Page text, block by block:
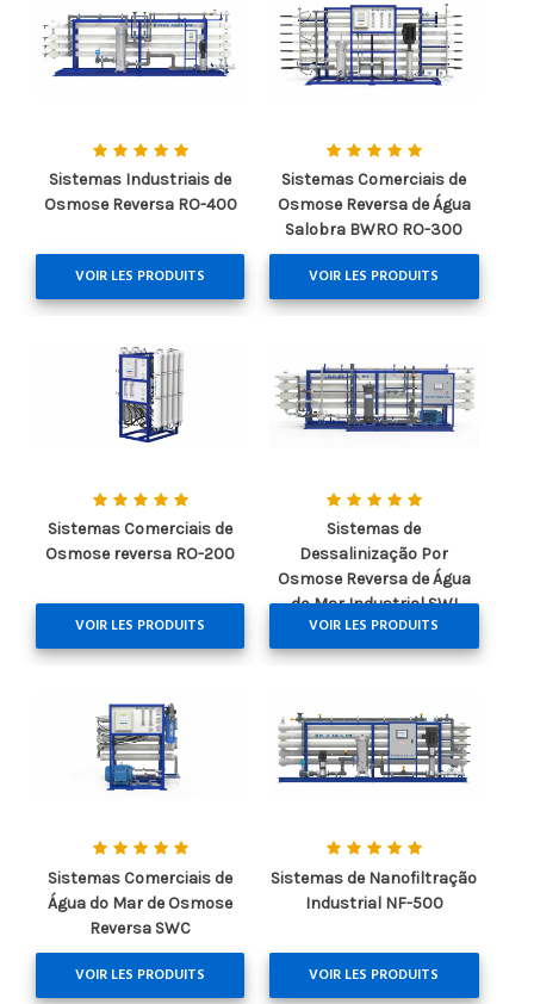
Sistemas Industriais de
Osmose Reversa RO-400
VOIR LES PRODUITS
Sistemas Comerciais de
Osmose Reversa de Água
Salobra BWRO RO-300
VOIR LES PRODUITS
Sistemas Comerciais de
Osmose reversa RO-200
VOIR LES PRODUITS
Sistemas de
Dessalinização Por
Osmose Reversa de Água
do Mar Industrial SWI
VOIR LES PRODUITS
Sistemas Comerciais de
Água do Mar de Osmose
Reversa SWC
VOIR LES PRODUITS
Sistemas de Nanofiltração
Industrial NF-500
VOIR LES PRODUITS